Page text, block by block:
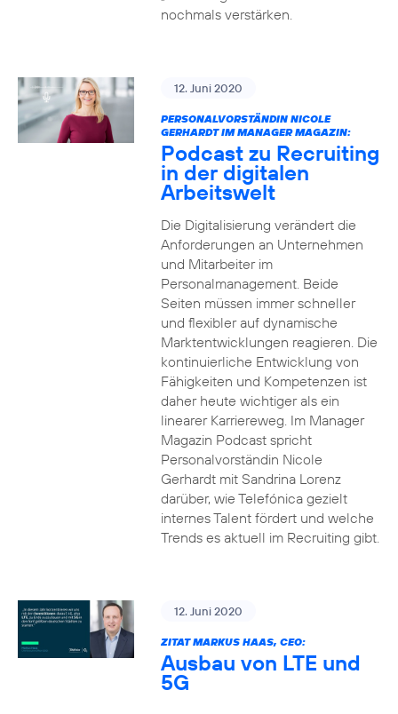
nochmals verstärken.
12. Juni 2020
PERSONALVORSTÄNDIN NICOLE
GERHARDT IM MANAGER MAGAZIN:
Podcast zu Recruiting
in der digitalen
Arbeitswelt
Die Digitalisierung verändert die
Anforderungen an Unternehmen
und Mitarbeiter im
Personalmanagement. Beide
Seiten müssen immer schneller
und flexibler auf dynamische
Marktentwicklungen reagieren. Die
kontinuierliche Entwicklung von
Fähigkeiten und Kompetenzen ist
daher heute wichtiger als ein
linearer Karriereweg. Im Manager
Magazin Podcast spricht
Personalvorständin Nicole
Gerhardt mit Sandrina Lorenz
darüber, wie Telefónica gezielt
internes Talent fördert und welche
Trends es aktuell im Recruiting gibt.
12. Juni 2020
ZITAT MARKUS HAAS, CEO:
Ausbau von LTE und
5G